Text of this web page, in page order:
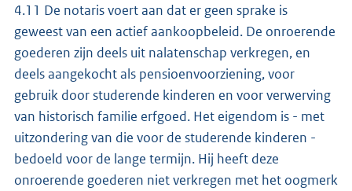
4.11 De notaris voert aan dat er geen sprake is
geweest van een actief aankoopbeleid. De onroerende
goederen zijn deels uit nalatenschap verkregen, en
deels aangekocht als pensioenvoorziening, voor
gebruik door studerende kinderen en voor verwerving
van historisch familie erfgoed. Het eigendom is - met
uitzondering van die voor de studerende kinderen -
bedoeld voor de lange termijn. Hij heeft deze
onroerende goederen niet verkregen met het oogmerk